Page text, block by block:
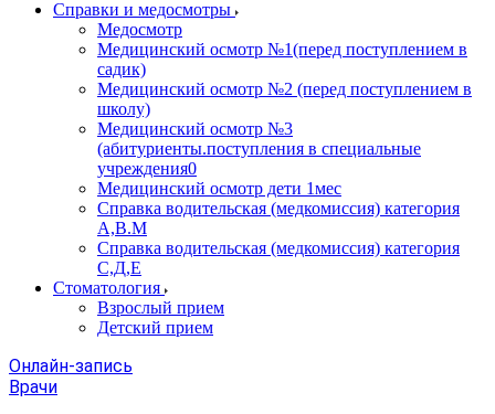
Справки и медосмотры
Медосмотр
Медицинский осмотр №1(перед поступлением в
садик)
Медицинский осмотр №2 (перед поступлением в
школу)
Медицинский осмотр №3
(абитуриенты.поступления в специальные
учреждения0
Медицинский осмотр дети 1мес
Справка водительская (медкомиссия) категория
А,В.М
Справка водительская (медкомиссия) категория
С,Д,Е
Стоматология
Взрослый прием
Детский прием
Онлайн-запись
Врачи